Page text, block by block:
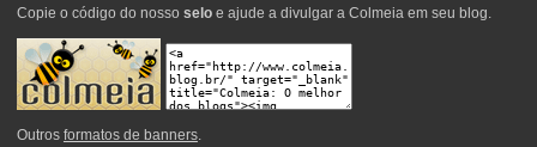
Copie o código do nosso seloe ajude a divulgar a Colmeia em seu blog.
Outros formatos de banners.